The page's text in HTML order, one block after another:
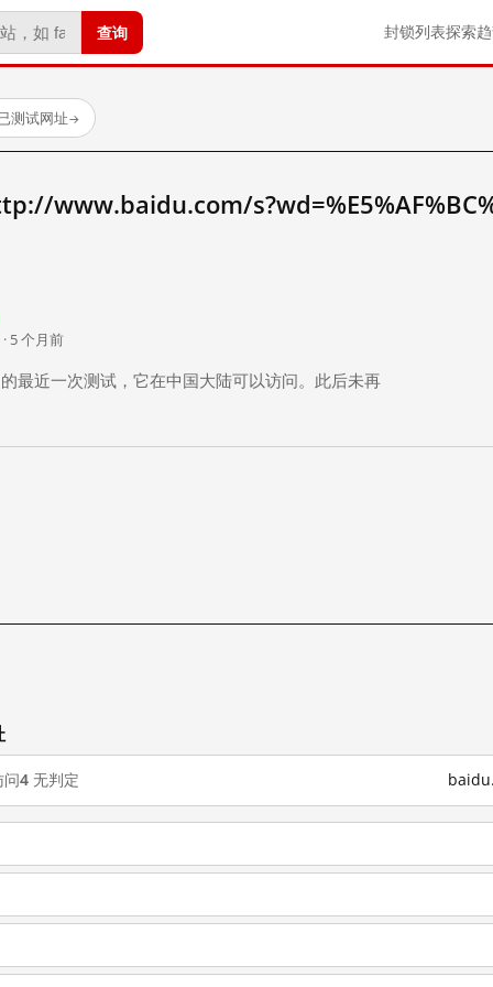
查询 封锁列表探索
测试网址→
www.baidu.com/
5 个月前
最近一次测试，它在中国大陆可以访问。此后未再
问4 无判定